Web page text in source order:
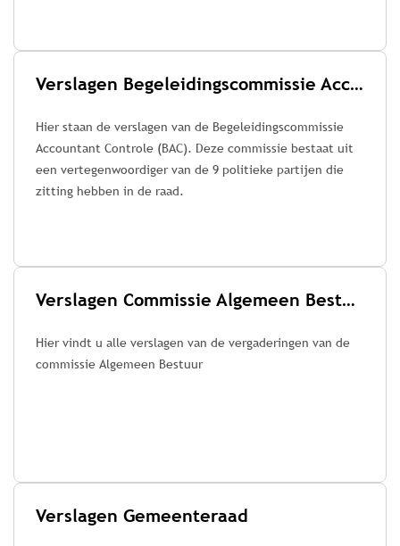
Verslagen Begeleidingscommissie Accountant Controle (BAC)
Hier staan de verslagen van de Begeleidingscommissie
Accountant Controle (BAC). Deze commissie bestaat uit
een vertegenwoordiger van de 9 politieke partijen die
zitting hebben in de raad.
Verslagen Commissie Algemeen Bestuur
Hier vindt u alle verslagen van de vergaderingen van de
commissie Algemeen Bestuur
Verslagen Gemeenteraad